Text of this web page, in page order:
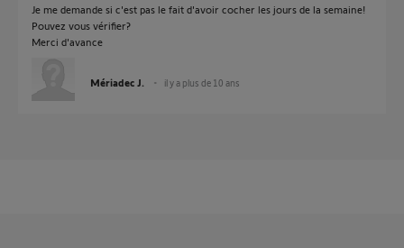
Je me demande si c'est pas le fait d'avoir cocher les jours de la semaine!
Pouvez vous vérifier?
Merci d'avance
Mériadec J. il y a plus de 10 ans